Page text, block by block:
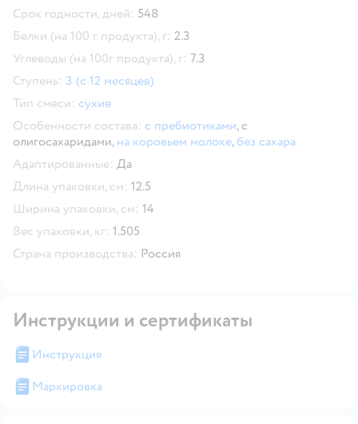
Срок годности, дней: 548
Белки (на 100 г продукта), г: 2.3
Углеводы (на 100г продукта), г: 7.3
Ступень: 3 (с 12 месяцев)
Тип смеси: сухие
Особенности состава: с пребиотиками, с
олигосахаридами, на коровьем молоке,без сахара
Адаптированные: Да
Длина упаковки, см: 12.5
Ширина упаковки, см: 14
Вес упаковки, кг: 1.505
Страна производства: Россия
Инструкции и сертификаты
Инструкция
Маркировка